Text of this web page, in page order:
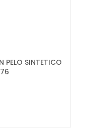
PELO SINTETICO